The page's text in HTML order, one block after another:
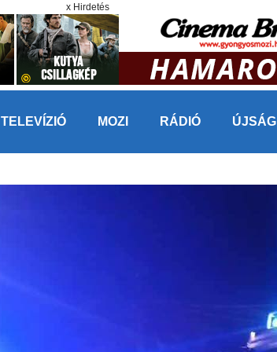
x Hirdetés
TELEVÍZIÓ MOZI RÁDIÓ ÚJSÁG